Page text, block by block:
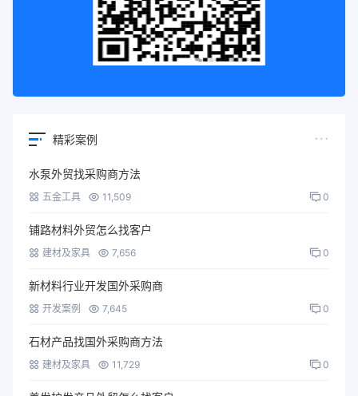
精彩案例
水泵外贸找采购商方法
五金工具 11,509 0
铺路材料外贸怎么找客户
建材及家具 7,656 0
新材料行业开发国外采购商
开发案例 7,645 0
石材产品找国外采购商方法
建材及家具 11,729 0